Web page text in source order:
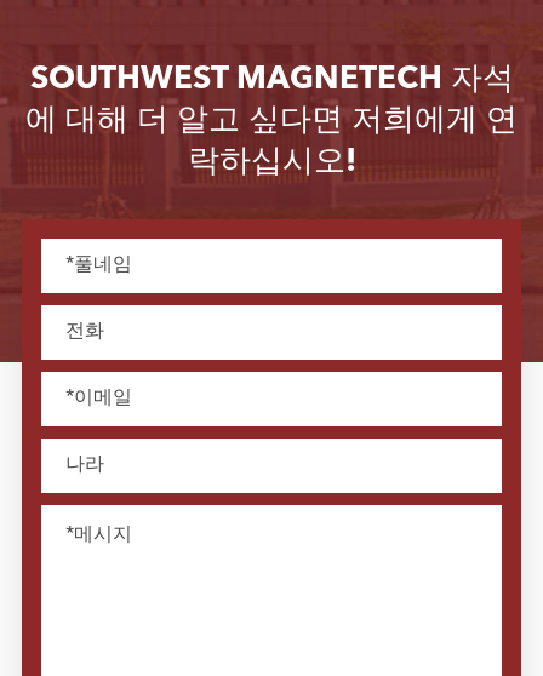
SOUTHWEST MAGNETECH 자석
에 대해 더 알고 싶다면 저희에게 연
락하십시오!